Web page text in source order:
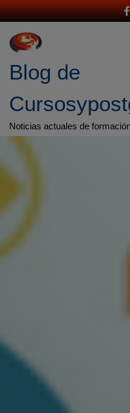
Saltar
al
contenido
Blog de
Noticias actuales de